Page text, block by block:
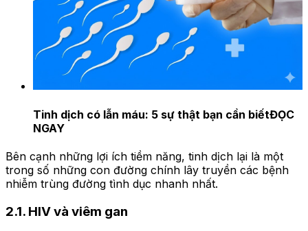
Tinh dịch có lẫn máu: 5 sự thật bạn cần biếtĐỌC
NGAY
Bên cạnh những lợi ích tiềm năng, tinh dịch lại là một
trong số những con đường chính lây truyền các bệnh
nhiễm trùng đường tình dục nhanh nhất.
2.1. HIV và viêm gan